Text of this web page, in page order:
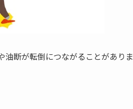
断が転倒につながることがありま